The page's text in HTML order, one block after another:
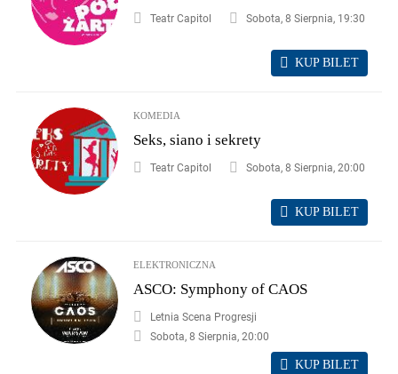
Teatr Capitol Sobota, 8 Sierpnia, 19:30
KUP BILET
KOMEDIA
Seks, siano i sekrety
Teatr Capitol Sobota, 8 Sierpnia, 20:00
KUP BILET
ELEKTRONICZNA
ASCO: Symphony of CAOS
Letnia Scena Progresji
Sobota, 8 Sierpnia, 20:00
KUP BILET